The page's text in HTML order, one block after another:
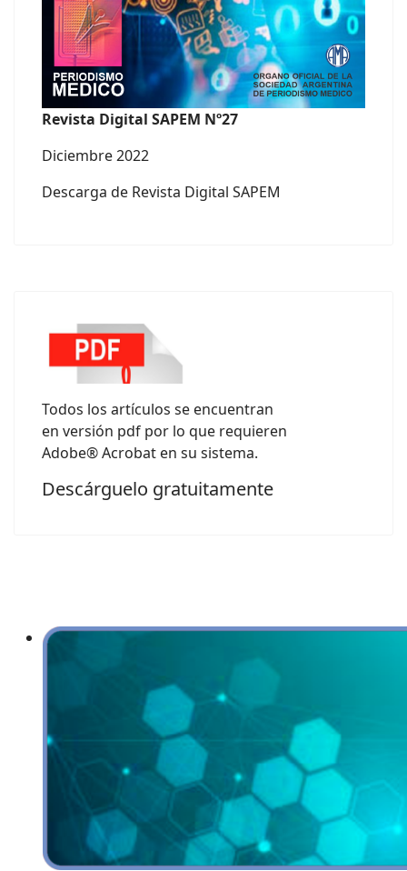
Revista Digital SAPEM Nº27
Diciembre 2022
Descarga de Revista Digital SAPEM
Todos los artículos se encuentran
en versión pdf por lo que requieren
Adobe® Acrobat en su sistema.
Descárguelo gratuitamente